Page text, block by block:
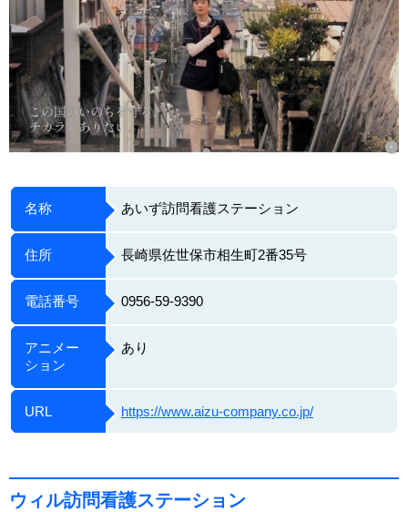
名称 あいず訪問看護ステーション
住所 長崎県佐世保市相生町2番35号
電話番号 0956-59-9390
アニメー
ション
あり
URL https://www.aizu-company.co.jp/
ウィル訪問看護ステーション